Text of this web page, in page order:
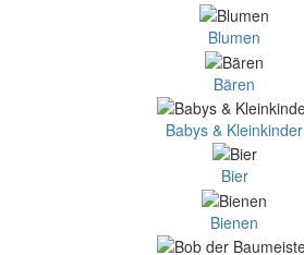
Blumen
Bären
Babys & Kleinkinder
Bier
Bienen